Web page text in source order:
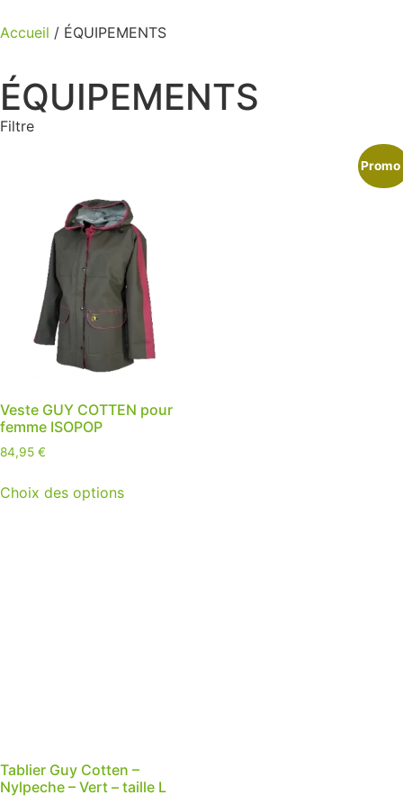
Accueil / ÉQUIPEMENTS
ÉQUIPEMENTS
Filtre
JOUETS
FOURNITURES POUR LE JARDIN
VÊTEMENTS / EPI
PROTECTIONS/GANTS
ÉCLAIRAGES
SACS ET RANGEMENTS
Veste GUY COTTEN pour
femme ISOPOP
84,95 €
Choix des options
Tablier Guy Cotten –
Nylpeche – Vert – taille L
Promo